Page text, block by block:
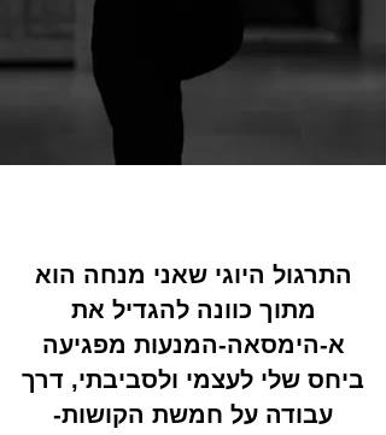
התרגול היוגי שאני מנחה הוא
מתוך כוונה להגדיל את
א-הימסאה-המנעות מפגיעה
ביחס שלי לעצמי ולסביבתי, דרך
עבודה על חמשת הקושות-